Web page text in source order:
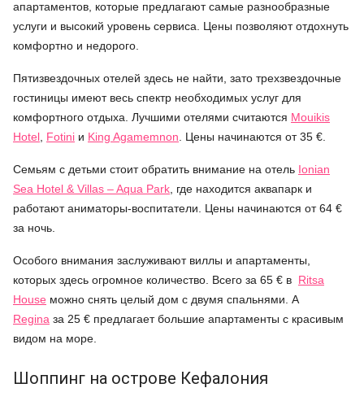
апартаментов, которые предлагают самые разнообразные
услуги и высокий уровень сервиса. Цены позволяют отдохнуть
комфортно и недорого.
Пятизвездочных отелей здесь не найти, зато трехзвездочные
гостиницы имеют весь спектр необходимых услуг для
комфортного отдыха. Лучшими отелями считаются Mouikis
Hotel Fotini и King Agamemnon . Цены начинаются от 35 €.
Семьям с детьми стоит обратить внимание на отель Ionian
Sea Hotel & Villas – Aqua Park , где находится аквапарк и
работают аниматоры-воспитатели. Цены начинаются от 64 €
за ночь.
Особого внимания заслуживают виллы и апартаменты,
которых здесь огромное количество. Всего за 65 € в Ritsa
House можно снять целый дом с двумя спальнями. А
Regina за 25 € предлагает большие апартаменты с красивым
видом на море.
Шоппинг на острове Кефалония